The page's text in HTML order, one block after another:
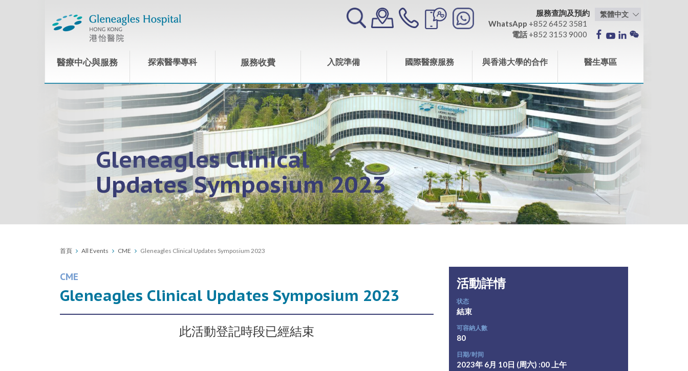
服務查詢及預約
WhatsApp +852 6452 3581
電話 +852 3153 9000
醫療中心與服務 探索醫學專科 服務收費 入院準備 國際醫療服務 與香港大學的合作 醫生專區
Gleneagles Clinical
Updates Symposium 2023
首頁 All Events CME Gleneagles Clinical Updates Symposium 2023
CME
Gleneagles Clinical Updates Symposium 2023
此活動登記時段已經結束
活動詳情
状态
結束
可容納人數
80
日期/时间
2023年 6月 10日 (周六) :00 上午